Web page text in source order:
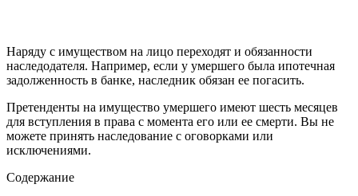
Наряду с имуществом на лицо переходят и обязанности
наследодателя. Например, если у умершего была ипотечная
задолженность в банке, наследник обязан ее погасить.
Претенденты на имущество умершего имеют шесть месяцев
для вступления в права с момента его или ее смерти. Вы не
можете принять наследование с оговорками или
исключениями.
Содержание